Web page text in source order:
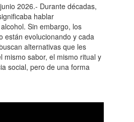
2026.- Durante décadas,
hablar
Sin embargo, los
están evolucionando y cada
alternativas que les
mismo sabor, el mismo ritual y
social, pero de una forma